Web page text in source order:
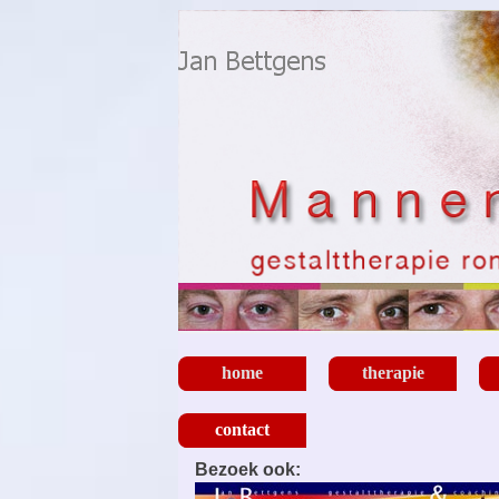
home therapie
contact
Bezoek ook: